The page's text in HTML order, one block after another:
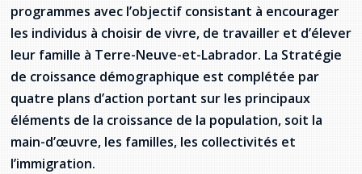
programmes avec l’objectif consistant à encourager
les individus à choisir de vivre, de travailler et d’élever
leur famille à Terre-Neuve-et-Labrador. La Stratégie
de croissance démographique est complétée par
quatre plans d’action portant sur les principaux
éléments de la croissance de la population, soit la
main-d’œuvre, les familles, les collectivités et
l’immigration.